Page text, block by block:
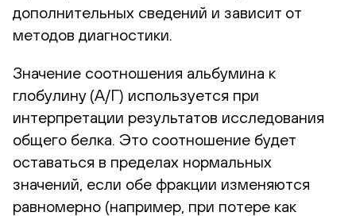
дополнительных сведений и зависит от
методов диагностики.
Значение соотношения альбумина к
глобулину (А/Г) используется при
интерпретации результатов исследования
общего белка. Это соотношение будет
оставаться в пределах нормальных
значений, если обе фракции изменяются
равномерно (например, при потере как